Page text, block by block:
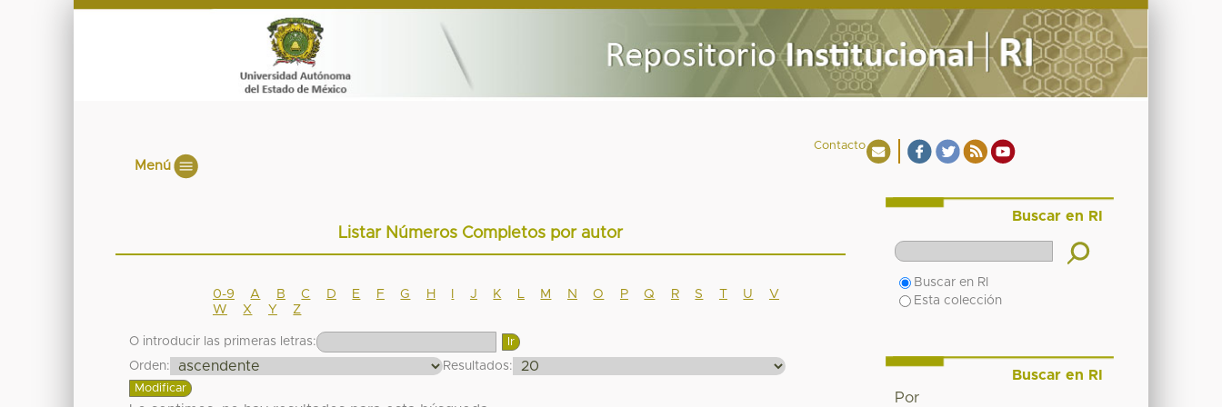
Contacto
Menú
Listar Números Completos por autor
0-9 A B C D E F G H J K M N O P Q R S T U
V
W
X Y Z
O introducir las primeras letras:
Orden:
Resultados:
Buscar en RI
Buscar en RI
Esta colección
Buscar en RI
Por